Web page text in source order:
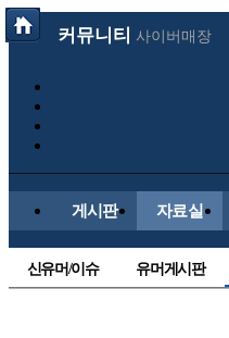
커뮤니티 사이버매장
게시판 자료실
신유머/이슈 유머게시판